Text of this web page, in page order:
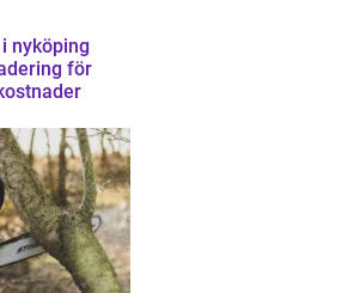
nyköping
för